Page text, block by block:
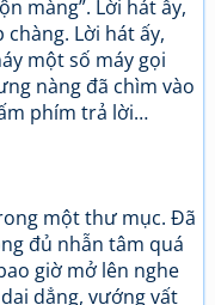
màng”. Lời hát ấy,
Lời hát ấy,
một số máy gọi
nàng đã chìm vào
phím trả lời…
một thư mục. Đã
đủ nhẫn tâm quá
giờ mở lên nghe
dẳng, vướng vất